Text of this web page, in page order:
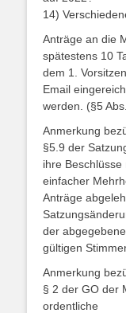
14)
Anträge an die
spätestens 10
dem 1.
Email
werden. (§5
Anmerkung
§5.9 der
ihre Beschlüsse
einfacher
Anträge
der
gültigen
Anmerkung
§ 2 der GO der
ordentliche